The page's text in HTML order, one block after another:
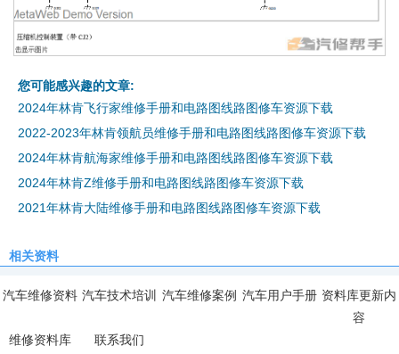
您可能感兴趣的文章:
2024年林肯飞行家维修手册和电路图线路图修车资源下载
2022-2023年林肯领航员维修手册和电路图线路图修车资源下载
2024年林肯航海家维修手册和电路图线路图修车资源下载
2024年林肯Z维修手册和电路图线路图修车资源下载
2021年林肯大陆维修手册和电路图线路图修车资源下载
相关资料
汽车维修资料 汽车技术培训 汽车维修案例 汽车用户手册 资料库更新内
容
维修资料库
联系我们